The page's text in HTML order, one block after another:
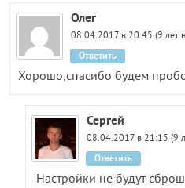
Олег
08.04.2017 в 20:45 (9 лет
Хорошо,спасибо будем
Ответить
Сергей
08.04.2017 в 21:15 (9
Настройки не будут
Ответить